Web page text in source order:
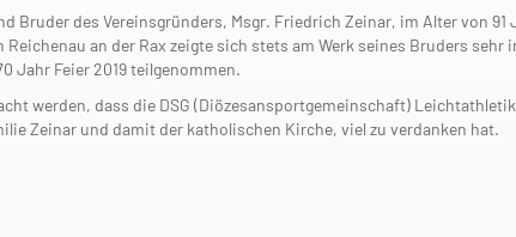
Bruder des Vereinsgründers, Msgr. Friedrich Zeinar, im Alter von 91
Reichenau an der Rax zeigte sich stets am Werk seines Bruders sehr
Jahr Feier 2019 teilgenommen.
werden, dass die DSG (Diözesansportgemeinschaft)
Zeinar und damit der katholischen Kirche, viel zu verdanken hat.